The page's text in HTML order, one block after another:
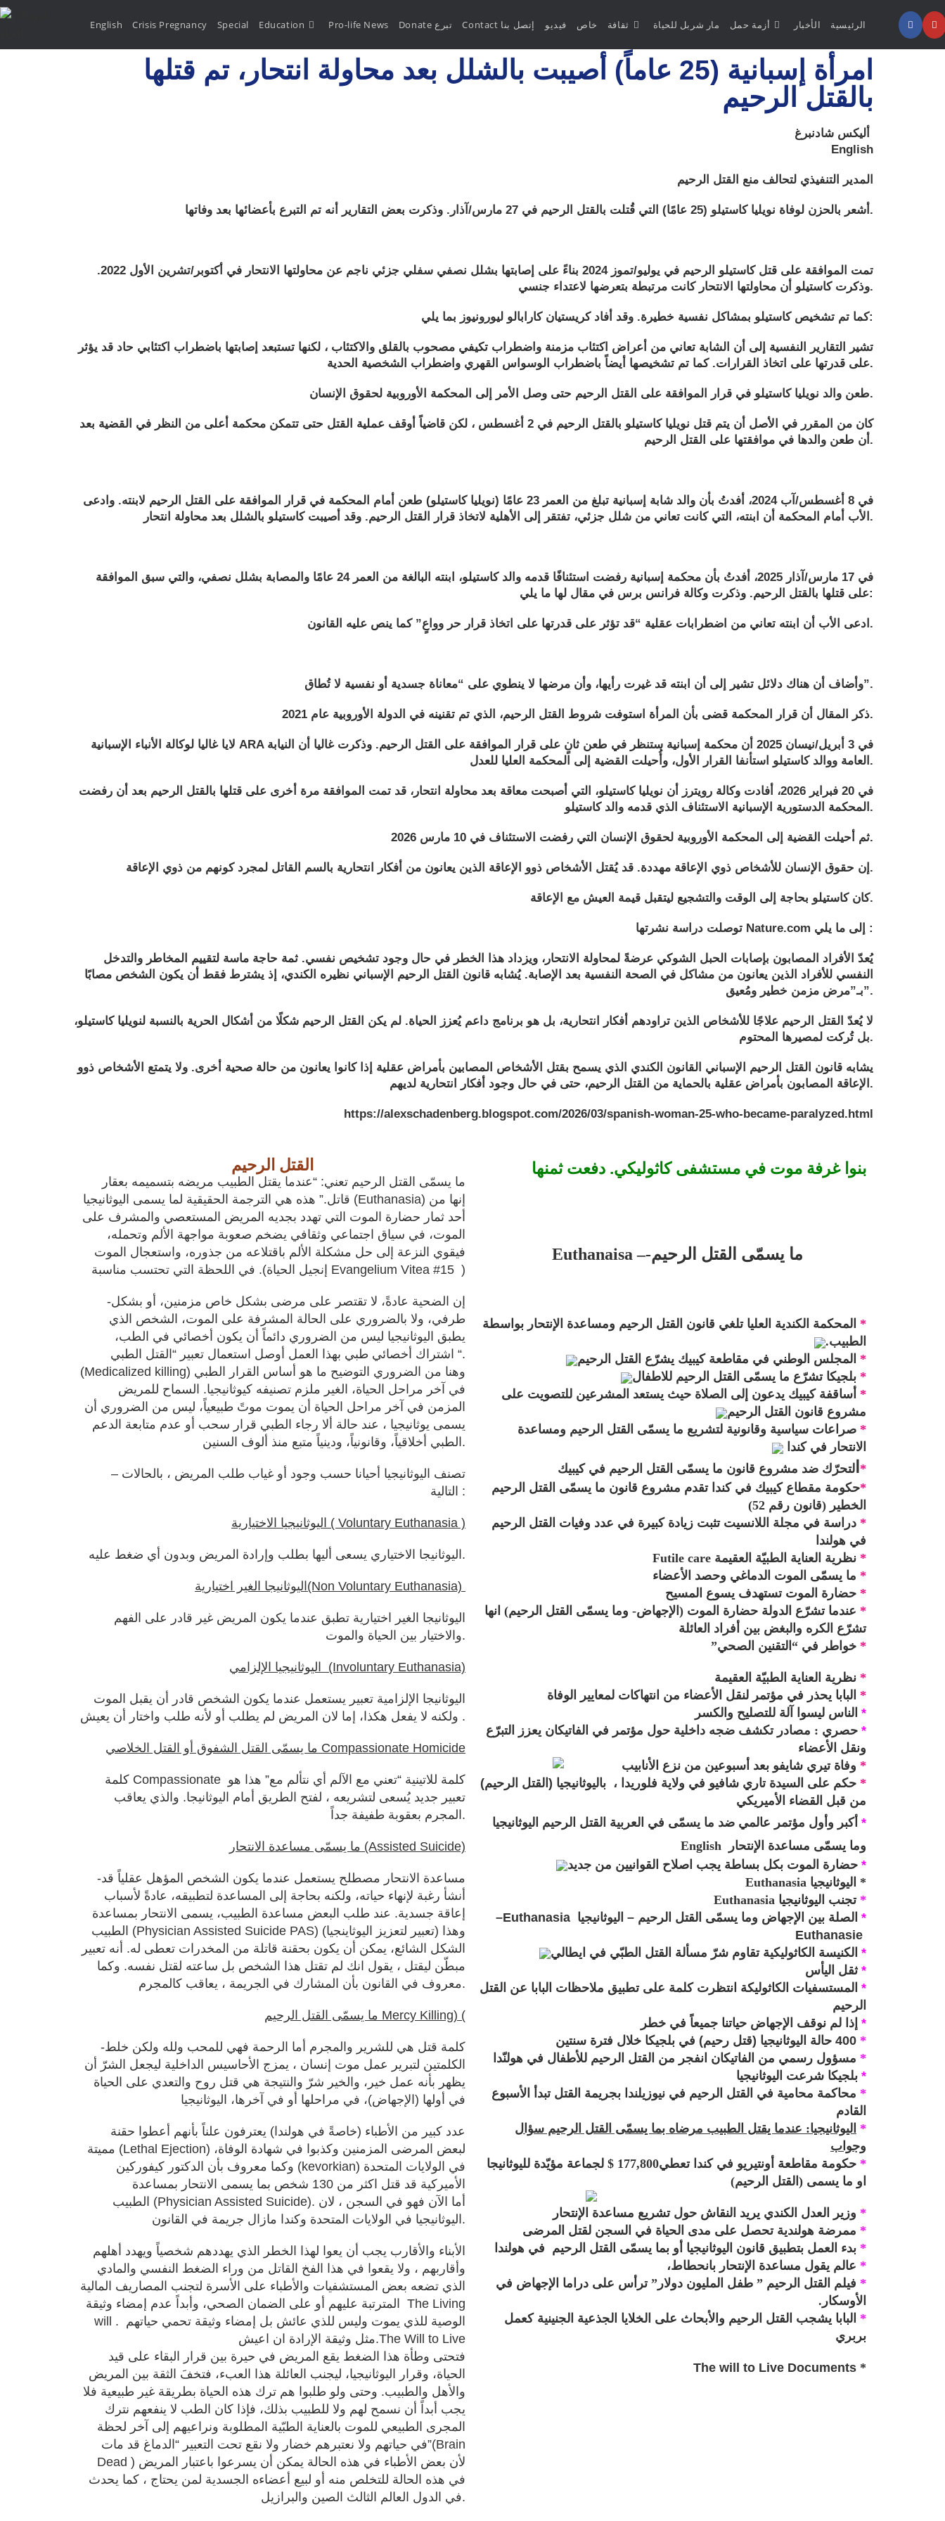
English Crisis Pregnancy Special Education Pro-life News Donate تبرع Contact إتصل بنا فيديو خاص ثقافة مار شربل للحياة أزمة حمل الأخبار الرئيسية
امرأة إسبانية (25 عاماً) أصيبت بالشلل بعد محاولة انتحار، تم قتلها
بالقتل الرحيم
English
المدير التنفيذي لتحالف منع القتل الرحيم
أشعر بالحزن لوفاة نويليا كاستيلو (25 عامًا) التي قُتلت بالقتل الرحيم في 27 مارس/آذار. وذكرت بعض التقارير أنه تم التبرع بأعضائها بعد وفاتها.
تمت الموافقة على قتل كاستيلو الرحيم في يوليو/تموز 2024 بناءً على إصابتها بشلل نصفي سفلي جزئي ناجم عن محاولتها الانتحار في أكتوبر/تشرين الأول 2022.
وذكرت كاستيلو أن محاولتها الانتحار كانت مرتبطة بتعرضها لاعتداء جنسي.
كما تم تشخيص كاستيلو بمشاكل نفسية خطيرة. وقد أفاد كريستيان كارابالو ليورونيوز بما يلي:
تشير التقارير النفسية إلى أن الشابة تعاني من أعراض اكتئاب مزمنة واضطراب تكيفي مصحوب بالقلق والاكتئاب ، لكنها تستبعد إصابتها باضطراب اكتئابي حاد قد يؤثر
على قدرتها على اتخاذ القرارات. كما تم تشخيصها أيضاً باضطراب الوسواس القهري واضطراب الشخصية الحدية.
طعن والد نويليا كاستيلو في قرار الموافقة على القتل الرحيم حتى وصل الأمر إلى المحكمة الأوروبية لحقوق الإنسان.
كان من المقرر في الأصل أن يتم قتل نويليا كاستيلو بالقتل الرحيم في 2 أغسطس ، لكن قاضياً أوقف عملية القتل حتى تتمكن محكمة أعلى من النظر في القضية بعد
أن طعن والدها في موافقتها على القتل الرحيم.
في 8 أغسطس/آب 2024، أفدتُ بأن والد شابة إسبانية تبلغ من العمر 23 عامًا (نويليا كاستيلو) طعن أمام المحكمة في قرار الموافقة على القتل الرحيم لابنته. وادعى
الأب أمام المحكمة أن ابنته، التي كانت تعاني من شلل جزئي، تفتقر إلى الأهلية لاتخاذ قرار القتل الرحيم. وقد أصيبت كاستيلو بالشلل بعد محاولة انتحار.
في 17 مارس/آذار 2025، أفدتُ بأن محكمة إسبانية رفضت استئنافًا قدمه والد كاستيلو، ابنته البالغة من العمر 24 عامًا والمصابة بشلل نصفي، والتي سبق الموافقة
على قتلها بالقتل الرحيم. وذكرت وكالة فرانس برس في مقال لها ما يلي:
ادعى الأب أن ابنته تعاني من اضطرابات عقلية “قد تؤثر على قدرتها على اتخاذ قرار حر وواعٍ” كما ينص عليه القانون.
وأضاف أن هناك دلائل تشير إلى أن ابنته قد غيرت رأيها، وأن مرضها لا ينطوي على “معاناة جسدية أو نفسية لا تُطاق”.
ذكر المقال أن قرار المحكمة قضى بأن المرأة استوفت شروط القتل الرحيم، الذي تم تقنينه في الدولة الأوروبية عام 2021.
لايا غاليا لوكالة الأنباء الإسبانية ARA في 3 أبريل/نيسان 2025 أن محكمة إسبانية ستنظر في طعن ثانٍ على قرار الموافقة على القتل الرحيم. وذكرت غاليا أن النيابة
العامة ووالد كاستيلو استأنفا القرار الأول، وأُحيلت القضية إلى المحكمة العليا للعدل.
في 20 فبراير 2026، أفادت وكالة رويترز أن نويليا كاستيلو، التي أصبحت معاقة بعد محاولة انتحار، قد تمت الموافقة مرة أخرى على قتلها بالقتل الرحيم بعد أن رفضت
المحكمة الدستورية الإسبانية الاستئناف الذي قدمه والد كاستيلو.
ثم أحيلت القضية إلى المحكمة الأوروبية لحقوق الإنسان التي رفضت الاستئناف في 10 مارس 2026.
إن حقوق الإنسان للأشخاص ذوي الإعاقة مهددة. قد يُقتل الأشخاص ذوو الإعاقة الذين يعانون من أفكار انتحارية بالسم القاتل لمجرد كونهم من ذوي الإعاقة.
كان كاستيلو بحاجة إلى الوقت والتشجيع ليتقبل قيمة العيش مع الإعاقة.
توصلت دراسة نشرتها Nature.com إلى ما يلي :
يُعدّ الأفراد المصابون بإصابات الحبل الشوكي عرضةً لمحاولة الانتحار، ويزداد هذا الخطر في حال وجود تشخيص نفسي. ثمة حاجة ماسة لتقييم المخاطر والتدخل
النفسي للأفراد الذين يعانون من مشاكل في الصحة النفسية بعد الإصابة. يُشابه قانون القتل الرحيم الإسباني نظيره الكندي، إذ يشترط فقط أن يكون الشخص مصابًا
بـ”مرض مزمن خطير ومُعيق”.
لا يُعدّ القتل الرحيم علاجًا للأشخاص الذين تراودهم أفكار انتحارية، بل هو برنامج داعم يُعزز الحياة. لم يكن القتل الرحيم شكلًا من أشكال الحرية بالنسبة لنويليا كاستيلو،
بل تُركت لمصيرها المحتوم.
يشابه قانون القتل الرحيم الإسباني القانون الكندي الذي يسمح بقتل الأشخاص المصابين بأمراض عقلية إذا كانوا يعانون من حالة صحية أخرى. ولا يتمتع الأشخاص ذوو
الإعاقة المصابون بأمراض عقلية بالحماية من القتل الرحيم، حتى في حال وجود أفكار انتحارية لديهم.
https://alexschadenberg.blogspot.com/2026/03/spanish-woman-25-who-became-paralyzed.html
القتل الرحيم
ما يسمّى القتل الرحيم تعني: “عندما يقتل الطبيب مريضه بتسميمه بعقار
قاتل.” هذه هي الترجمة الحقيقية لما يسمى اليوثانيجيا (Euthanasia) إنها من
أحد ثمار حضارة الموت التي تهدد بجديه المريض المستعصي والمشرف على
الموت، في سياق اجتماعي وثقافي يضخم صعوبة مواجهة الألم وتحمله،
فيقوي النزعة إلى حل مشكلة الألم باقتلاعه من جذوره، واستعجال الموت
في اللحظة التي تحتسب مناسبة .(إنجيل الحياة Evangelium Vitea #15 )
-إن الضحية عادةً، لا تقتصر على مرضى بشكل خاص مزمنين، أو بشكل
طرفي، ولا بالضروري على الحالة المشرفة على الموت، الشخص الذي
يطبق اليوثانيجيا ليس من الضروري دائماً أن يكون أخصائي في الطب،
اشتراك أخصائي طبي بهذا العمل أوصل استعمال تعبير “القتل الطبي “.
(Medicalized killing) وهنا من الضروري التوضيح ما هو أساس القرار الطبي
في آخر مراحل الحياة، الغير ملزم تصنيفه كيوثانيجيا. السماح للمريض
المزمن في آخر مراحل الحياة أن يموت موتً طبيعياً، ليس من الضروري أن
يسمى يوثانيجيا ، عند حالة ألا رجاء الطبي قرار سحب أو عدم متابعة الدعم
الطبي أخلاقياً، وقانونياً، ودينياً متبع منذ ألوف السنين.
– تصنف اليوثانيجيا أحيانا حسب وجود أو غياب طلب المريض ، بالحالات
التالية :
اليوثانيجيا الاختيارية ( Voluntary Euthanasia )
اليوثانيجا الاختياري يسعى أليها بطلب وإرادة المريض وبدون أي ضغط عليه.
اليوثانيجا الغير اختيارية(Non Voluntary Euthanasia)
اليوثانيجا الغير اختيارية تطبق عندما يكون المريض غير قادر على الفهم
والاختيار بين الحياة والموت.
اليوثانيجيا الإلزامي (Involuntary Euthanasia)
اليوثانيجا الإلزامية تعبير يستعمل عندما يكون الشخص قادر أن يقبل الموت
ولكنه لا يفعل هكذا، إما لان المريض لم يطلب أو لأنه طلب واختار أن يعيش .
ما يسمّى القتل الشفوق أو القتل الخلاصي Compassionate Homicide
كلمة Compassionate كلمة للاتينية “تعني مع الآلم أي نتألم مع” هذا هو
تعبير جديد يُسعى لتشريعه ، لفتح الطريق أمام اليوثانيجا. والذي يعاقب
المجرم بعقوبة طفيفة جداً.
ما يسمّى مساعدة الانتحار (Assisted Suicide)
-مساعدة الانتحار مصطلح يستعمل عندما يكون الشخص المؤهل عقلياً قد
أنشأ رغبة لإنهاء حياته، ولكنه بحاجة إلى المساعدة لتطبيقه، عادةً لأسباب
إعاقة جسدية. عند طلب البعض مساعدة الطبيب، يسمى الانتحار بمساعدة
الطبيب (Physician Assisted Suicide PAS) (تعبير لتعزيز اليوثاينجيا) وهذا
الشكل الشائع، يمكن أن يكون بحقنة قاتلة من المخدرات تعطى له. أنه تعبير
مبطّن ليقتل ، يقول انك لم تقتل هذا الشخص بل ساعته لقتل نفسه. وكما
معروف في القانون بأن المشارك في الجريمة ، يعاقب كالمجرم.
ما يسمّى القتل الرحيم Mercy Killing) (
-كلمة قتل هي للشرير والمجرم أما الرحمة فهي للمحب ولله ولكن خلط
الكلمتين لتبرير عمل موت إنسان ، يمزج الأحاسيس الداخلية ليجعل الشرّ أن
يظهر بأنه عمل خير، والخير شرّ والنتيجة هي قتل روح والتعدي على الحياة
في أولها (الإجهاض)، في مراحلها أو في آخرها، اليوثانيجيا
مميتة (Lethal Ejection) لبعض المرضى المزمنين وكذبوا في شهادة الوفاة،
وكما معروف بأن الدكتور كيفوركين (kevorkian) في الولايات المتحدة
الأميركية قد قتل اكثر من 130 شخص بما يسمى الانتحار بمساعدة
الطبيب (Physician Assisted Suicide). أما الآن فهو في السجن ، لان
اليوثانيجيا في الولايات المتحدة وكندا مازال جريمة في القانون.
وأقاربهم ، ولا يقعوا في هذا الفخ القاتل من وراء الضغط النفسي والمادي
الذي تضعه بعض المستشفيات والأطباء على الأسرة لتجنب المصاريف المالية
المترتبة عليهم أو على الضمان الصحي، وأبداً عدم إمضاء وثيقة The Living
will . الوصية للذي يموت وليس للذي عائش بل إمضاء وثيقة تحمي حياتهم
مثل وثيقة الإرادة ان اعيش.The Will to Live
فتحتى وطأة هذا الضغط يقع المريض في حيرة بين قرار البقاء على قيد
الحياة، وقرار اليوثانيجيا، ليجنب العائلة هذا العبء، فتخفَ الثقة بين المريض
والأهل والطبيب. وحتى ولو طلبوا هم ترك هذه الحياة بطريقة غير طبيعية فلا
يجب أبداً أن نسمح لهم ولا للطبيب بذلك، فإذا كان الطب لا ينفعهم نترك
المجرى الطبيعي للموت بالعناية الطبّية المطلوبة ونراعيهم إلى آخر لحظة
في حياتهم ولا نعتبرهم خضار ولا نقع تحت التعبير “الدماغ قد مات”(Brain
Dead ) لأن بعض الأطباء في هذه الحالة يمكن أن يسرعوا باعتبار المريض
في هذه الحالة للتخلص منه أو لبيع أعضاءه الجسدية لمن يحتاج ، كما يحدث
في الدول العالم الثالث الصين والبرازيل.
بنوا غرفة موت في مستشفى كاثوليكي. دفعت ثمنها
ما يسمّى القتل الرحيم-– Euthanaisa
* المحكمة الكندية العليا تلغي قانون القتل الرحيم ومساعدة الإنتحار بواسطة
الطبيب.
* المجلس الوطني في مقاطعة كيبيك يشرّع القتل الرحيم
* بلجيكا تشرّع ما يسمّى القتل الرحيم للاطفال
* أساقفة كيبيك يدعون إلى الصلاة حيث يستعد المشرعين للتصويت على
مشروع قانون القتل الرحيم
* صراعات سياسية وقانونية لتشريع ما يسمّى القتل الرحيم ومساعدة
الانتحار في كندا
* لتحرّك ضد مشروع قانون ما يسمّى القتل الرحيم في كيبيك
*حكومة مقطاع كيبيك في كندا تقدم مشروع قانون ما يسمّى القتل الرحيم
الخطير (قانون رقم 52)
* دراسة في مجلة اللانسيت تثبت زيادة كبيرة في عدد وفيات القتل الرحيم
في هولندا
* نظرية العناية الطبيّة العقيمة Futile care
* ما يسمّى الموت الدماغي وحصد الأعضاء
* حضارة الموت تستهدف يسوع المسيح
* عندما تشرّع الدولة حضارة الموت (الإجهاض- وما يسمّى القتل الرحيم) انها
تشرّع الكره والبغض بين أفراد العائلة
* خواطر في “التقنين الصحي”
* نظرية العناية الطبيّة العقيمة
* البابا يحذر في مؤتمر لنقل الأعضاء من انتهاكات لمعايير الوفاة
* الناس ليسوا آلة للتصليح والكسر
* حصري : مصادر تكشف ضجه داخلية حول مؤتمر في الفاتيكان يعزز التبرّع
ونقل الأعضاء
* وفاة تيري شايفو بعد أسبوعين من نزع الأنابيب
* حكم على السيدة تاري شافيو في ولاية فلوريدا ، باليوثانيجيا (القتل الرحيم)
من قبل القضاء الأميريكي
* أكبر وأول مؤتمر عالمي ضد ما يسمّى في العربية القتل الرحيم اليوثانيجيا
وما يسمّى مساعدة الإنتحار
English
* حضارة الموت بكل بساطة يجب اصلاح القوانيين من جديد
* اليوثانيجيا Euthanasia
* تجنب اليوثانيجيا Euthanasia
* الصلة بين الإجهاض وما يسمّى القتل الرحيم – اليوثانيجيا Euthanasia
–
Euthanasie
* الكنيسة الكاثوليكية تقاوم شرّ مسألة القتل الطبّي في ايطالي
*ثقل اليأس
* المستسفيات الكاثوليكة انتظرت كلمة على تطبيق ملاحظات البابا عن القتل
الرحيم
* إذا لم نوقف الإجهاض حياتنا جميعاً في خطر
* 400 حالة اليوثانيجيا (قتل رحيم) في بلجيكا خلال فترة سنتين
* مسؤول رسمي من الفاتيكان انفجر من القتل الرحيم للأطفال في هولنّدا
* بلجيكا شرعت اليوثانيجيا
* محاكمة محامية في القتل الرحيم في نيوزيلندا بجريمة القتل تبدأ الأسبوع
القادم
* اليوثانيجيا: عندما يقتل الطبيب مرضاه بما يسمّى القتل الرحيم سؤال
وجواب
*
حكومة مقاطعة أونتيريو في كندا تعطي177,800 $ لجماعة مؤيّدة لليوثانيجا
او ما يسمى (القتل الرحيم)
* وزير العدل الكندي يريد النقاش حول تشريع مساعدة الإنتحار
* ممرضة هولندية تحصل على مدى الحياة في السجن لقتل المرضى
* بدء العمل بتطبيق قانون اليوثانيجيا أو بما يسمّى القتل الرحيم في هولندا
* عالم يقول مساعدة الإنتحار بانحطاط،
* فيلم القتل الرحيم ” طفل المليون دولار” ترأس على دراما الإجهاض في
الأوسكار.
* البابا يشجب القتل الرحيم والأبحاث على الخلايا الجذعية الجنينية كعمل
بربري
*
The will to Live Documents